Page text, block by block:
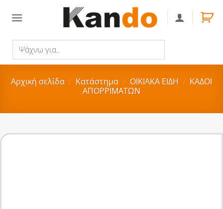
για..
Αρχική σελίδα / Κατάστημα / ΟΙΚΙΑΚA ΕΙΔΗ / ΚΑΔΟΙ
ΑΠΟΡΡΙΜΑΤΩΝ